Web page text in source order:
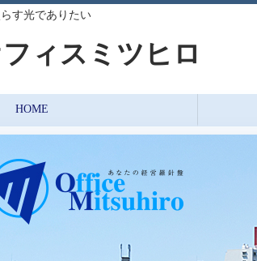
す光でありたい
ィスミツヒロ
HOME